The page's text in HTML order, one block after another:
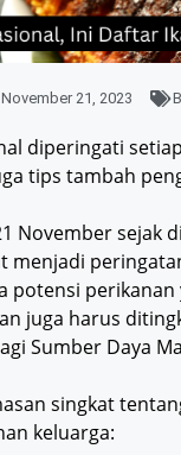
November 21, 2023
diperingati
tips tambah
November sejak
menjadi
potensi
juga harus
Sumber Daya
singkat
keluarga: